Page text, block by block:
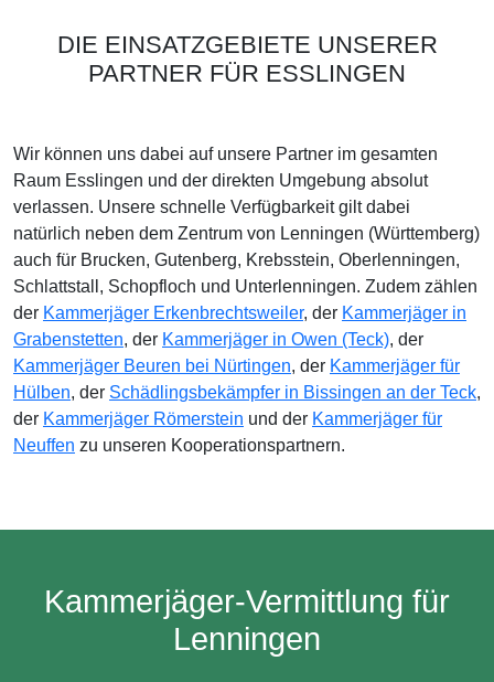
DIE EINSATZGEBIETE UNSERER
PARTNER FÜR ESSLINGEN
Wir können uns dabei auf unsere Partner im gesamten
Raum Esslingen und der direkten Umgebung absolut
verlassen. Unsere schnelle Verfügbarkeit gilt dabei
natürlich neben dem Zentrum von Lenningen (Württemberg)
auch für Brucken, Gutenberg, Krebsstein, Oberlenningen,
Schlattstall, Schopfloch und Unterlenningen. Zudem zählen
der Kammerjäger Erkenbrechtsweiler, der Kammerjäger in
Grabenstetten, der Kammerjäger in Owen (Teck), der
Kammerjäger Beuren bei Nürtingen, der Kammerjäger für
Hülben, der Schädlingsbekämpfer in Bissingen an der Teck,
der Kammerjäger Römerstein und der Kammerjäger für
Neuffen zu unseren Kooperationspartnern.
Kammerjäger-Vermittlung für
Lenningen